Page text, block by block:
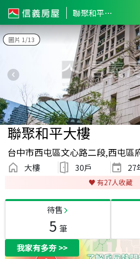
聯聚和平大樓
圖片 1/13
聯聚和平大樓
台中市西屯區文心路二段,西屯區
大樓 30戶 27
♥️ 有27人收藏
待售
5 筆
我家有多夯>>